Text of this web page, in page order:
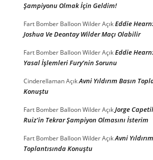
Şampiyonu Olmak İçin Geldim!
Fart Bomber Balloon WilderAçıkEddie
Joshua Ve Deontay Wilder Maçı Olabilir
Fart Bomber Balloon WilderAçıkEddie
Yasal İşlemleri Fury’nin Sorunu
CinderellamanAçıkAvni Yıldırım Basın
Konuştu
Fart Bomber Balloon WilderAçıkJorge
Ruiz’in Tekrar Şampiyon Olmasını İsterim
Fart Bomber Balloon WilderAçıkAvni
Toplantısında Konuştu